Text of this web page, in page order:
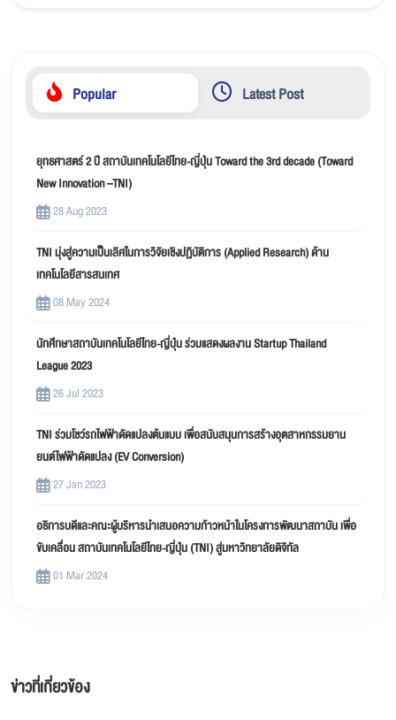
Popular Latest Post
ยุทธศาสตร์ 2 ปี สถาบันเทคโนโลยีไทย-ญี่ปุ่น Toward the 3rd decade (Toward
New Innovation –TNI)
28 Aug 2023
TNI มุ่งสู่ความเป็นเลิศในการวิจัยเชิงปฏิบัติการ (Applied Research) ด้าน
เทคโนโลยีสารสนเทศ
08 May 2024
นักศึกษาสถาบันเทคโนโลยีไทย-ญี่ปุ่น ร่วมแสดงผลงาน Startup Thailand
League 2023
26 Jul 2023
TNI ร่วมโชว์รถไฟฟ้าดัดแปลงต้นแบบ เพื่อสนับสนุนการสร้างอุตสาหกรรมยาน
ยนต์ไฟฟ้าดัดแปลง (EV Conversion)
27 Jan 2023
อธิการบดีและคณะผู้บริหารนำเสนอความก้าวหน้าในโครงการพัฒนาสถาบัน เพื่อ
ขับเคลื่อน สถาบันเทคโนโลยีไทย-ญี่ปุ่น (TNI) สู่มหาวิทยาลัยดิจิทัล
01 Mar 2024
ข่าวที่เกี่ยวข้อง